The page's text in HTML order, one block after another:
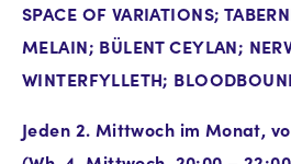
SPACE OF VARIATIONS;
MELAIN; BÜLENT CEYLAN;
WINTERFYLLETH;
Jeden 2. Mittwoch im Monat,